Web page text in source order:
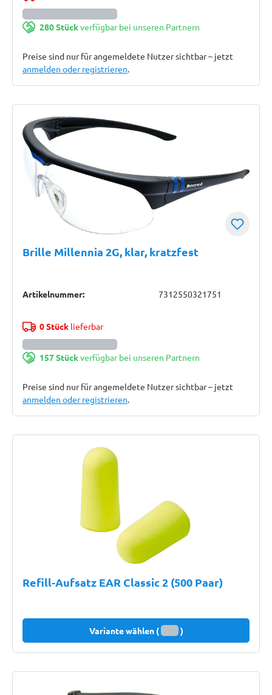
280 Stückverfügbar bei unseren Partnern
Preise sind nur für angemeldete Nutzer sichtbar – jetzt
anmelden oder registrieren.
Brille Millennia 2G, klar, kratzfest
Artikelnummer: 7312550321751
0 Stücklieferbar
157 Stückverfügbar bei unseren Partnern
Preise sind nur für angemeldete Nutzer sichtbar – jetzt
anmelden oder registrieren.
Refill-Aufsatz EAR Classic 2 (500 Paar)
Variante wählen ( )